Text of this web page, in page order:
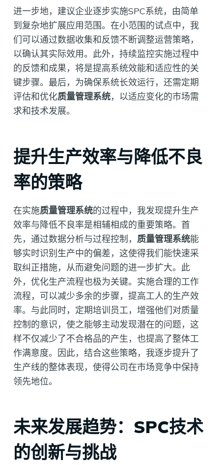
进一步地，建议企业逐步实施SPC系统，由简单
到复杂地扩展应用范围。在小范围的试点中，我
们可以通过数据收集和反馈不断调整运营策略，
以确认其实际效用。此外，持续监控实施过程中
的反馈和成果，将是提高系统效能和适应性的关
键步骤。最后，为确保系统长效运行，还需定期
评估和优化质量管理系统，以适应变化的市场需
求和技术发展。
提升生产效率与降低不良
率的策略
在实施质量管理系统的过程中，我发现提升生产
效率与降低不良率是相辅相成的重要策略。首
先，通过数据分析与过程控制， 质量管理系统能
够实时识别生产中的偏差，这使得我们能快速采
取纠正措施，从而避免问题的进一步扩大。此
外，优化生产流程也极为关键。实施合理的工作
流程，可以减少多余的步骤，提高工人的生产效
率。与此同时，定期培训员工，增强他们对质量
控制的意识，使之能够主动发现潜在的问题，这
样不仅减少了不合格品的产生，也提高了整体工
作满意度。因此，结合这些策略，我逐步提升了
生产线的整体表现，使得公司在市场竞争中保持
领先地位。
未来发展趋势：SPC技术
的创新与挑战